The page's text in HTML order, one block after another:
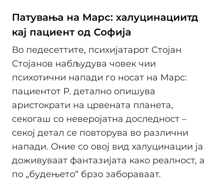
Патувања на Марс: халуцинациитд
кај пациент од Софија
Во педесеттите, психијатарот Стојан
Стојанов набљудува човек чии
психотични напади го носат на Марс:
пациентот Р. детално опишува
аристократи на црвената планета,
секогаш со неверојатна доследност –
секој детал се повторува во различни
напади. Оние со овој вид халуцинации ја
доживуваат фантазијата како реалност, а
по „будењето“ брзо забораваат.